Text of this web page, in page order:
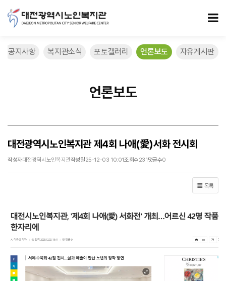
대전광역시노인복지관 제4회 나애(愛)서화 전시회 > 언론보도
공지사항 복지관소식 포토갤러리 언론보도 자유게시판
언론보도
대전광역시노인복지관 제4회 나애(愛)서화 전시회
작성자대전광역시노인복지관작성일25-12-03 10:01조회수231댓글수0
목록